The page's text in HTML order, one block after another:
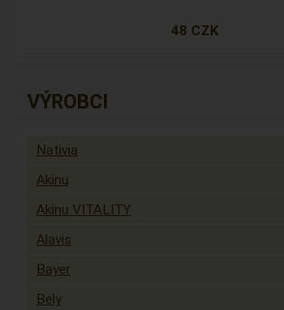
48 CZK
VÝROBCI
Nativia
Akinu
Akinu VITALITY
Alavis
Bayer
Bely